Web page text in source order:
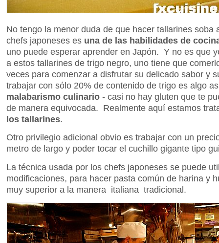
No tengo la menor duda de que hacer tallarines soba
chefs japoneses es una de las habilidades de
uno puede esperar aprender en Japón. Y no es que
a estos tallarines de trigo negro, uno tiene que
veces para comenzar a disfrutar su delicado sabor y
trabajar con sólo 20% de contenido de trigo es algo
malabarismo culinario - casi no hay gluten que te
de manera equivocada. Realmente aquí estamos
los tallarines.
Otro privilegio adicional obvio es trabajar con un
metro de largo y poder tocar el cuchillo gigante tipo
La técnica usada por los chefs japoneses se puede
modificaciones, para hacer pasta común de harina y
muy superior a la manera italiana tradicional.